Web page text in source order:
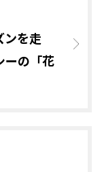
ンを走
ーの「花